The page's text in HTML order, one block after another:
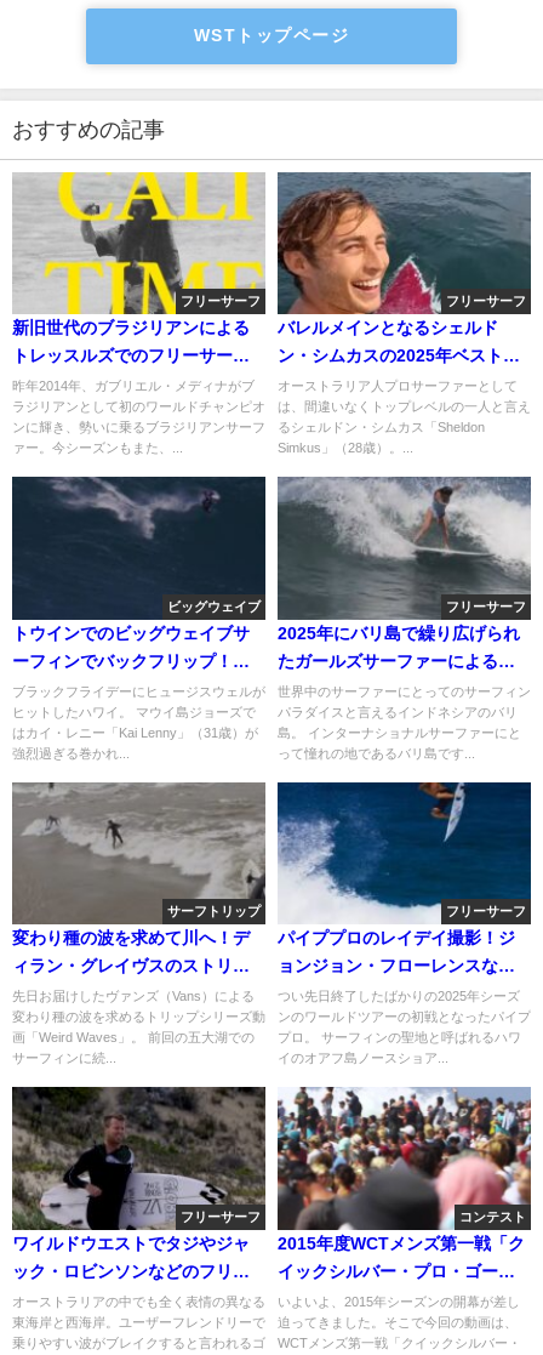
WSTトップページ
おすすめの記事
フリーサーフ
新旧世代のブラジリアンによる
トレッスルズでのフリーサーフ
映像＠2015年
昨年2014年、ガブリエル・メディナがブ
ラジリアンとして初のワールドチャンピオ
ンに輝き、勢いに乗るブラジリアンサーフ
ァー。今シーズンもまた、...
フリーサーフ
バレルメインとなるシェルド
ン・シムカスの2025年ベストサ
ーフィン動画
オーストラリア人プロサーファーとして
は、間違いなくトップレベルの一人と言え
るシェルドン・シムカス「Sheldon
Simkus」（28歳）。...
ビッグウェイブ
トウインでのビッグウェイブサ
ーフィンでバックフリップ！カ
イ・レニー動画
ブラックフライデーにヒュージスウェルが
ヒットしたハワイ。 マウイ島ジョーズで
はカイ・レニー「Kai Lenny」（31歳）が
強烈過ぎる巻かれ...
フリーサーフ
2025年にバリ島で繰り広げられ
たガールズサーファーによるフ
リーサーフィン動画
世界中のサーファーにとってのサーフィン
パラダイスと言えるインドネシアのバリ
島。 インターナショナルサーファーにと
って憧れの地であるバリ島です...
サーフトリップ
変わり種の波を求めて川へ！デ
ィラン・グレイヴスのストリー
ムツアー➀
先日お届けしたヴァンズ（Vans）による
変わり種の波を求めるトリップシリーズ動
画「Weird Waves」。 前回の五大湖での
サーフィンに続...
フリーサーフ
パイププロのレイデイ撮影！ジ
ョンジョン・フローレンスなど
のフリーサーフ動画
つい先日終了したばかりの2025年シーズ
ンのワールドツアーの初戦となったパイプ
プロ。 サーフィンの聖地と呼ばれるハワ
イのオアフ島ノースショア...
フリーサーフ
ワイルドウエストでタジやジャ
ック・ロビンソンなどのフリー
サーフ動画＠西オーストラリア
オーストラリアの中でも全く表情の異なる
東海岸と西海岸。ユーザーフレンドリーで
乗りやすい波がブレイクすると言われるゴ
コンテスト
2015年度WCTメンズ第一戦「ク
イックシルバー・プロ・ゴール
ドコースト」予告編
いよいよ、2015年シーズンの開幕が差し
迫ってきました。そこで今回の動画は、
WCTメンズ第一戦「クイックシルバー・